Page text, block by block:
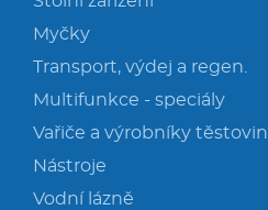
Myčky
Transport, výdej a regen.
Multifunkce - speciály
Vařiče a výrobníky těstovin
Nástroje
Vodní lázně